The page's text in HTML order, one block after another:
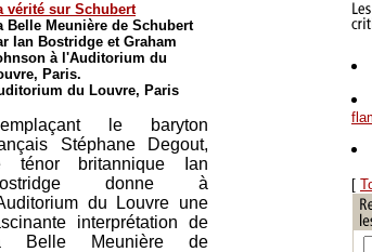
vérité sur Schubert
Belle Meunière de Schubert
Ian Bostridge et Graham
à l'Auditorium du
Paris.
du Louvre, Paris
le baryton
Stéphane Degout,
ténor britannique Ian
donne à
du Louvre une
interprétation de
Belle Meunière de
[